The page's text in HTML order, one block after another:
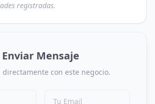
registradas.
Enviar Mensaje
directamente con este negocio.